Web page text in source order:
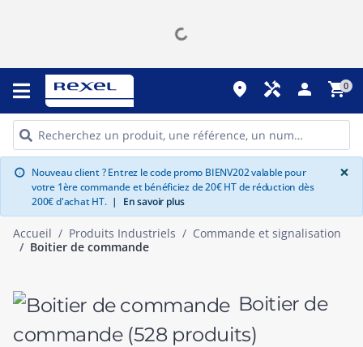
place handyman person shopping_cart0
info Nouveau client ? Entrez le code promo BIENV202 valable pour
votre 1ère commande et bénéficiez de 20€ HT de réduction dès
200€ d'achat HT. | En savoir plus
×
Accueil Produits Industriels
Commande et signalisation
Boitier de commande
Boitier de
commande (528 produits)